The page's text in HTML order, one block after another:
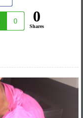
0 0
Shares